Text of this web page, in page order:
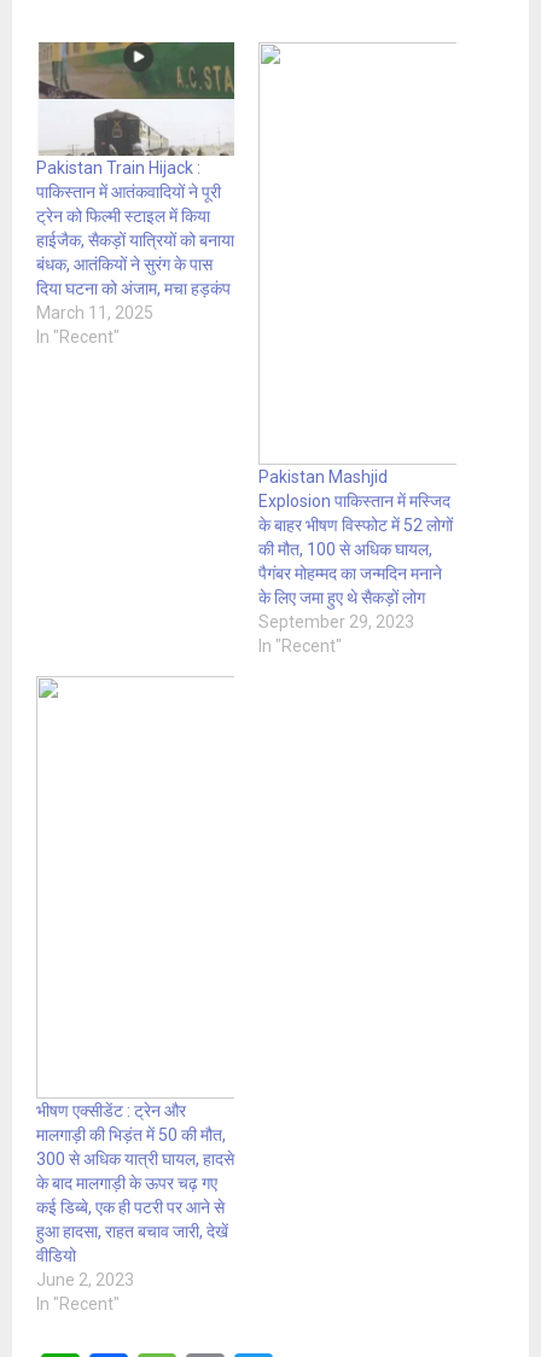
Pakistan Train Hijack :
पाकिस्तान में आतंकवादियों ने पूरी
ट्रेन को फिल्मी स्टाइल में किया
हाईजैक, सैकड़ों यात्रियों को बनाया
बंधक, आतंकियों ने सुरंग के पास
दिया घटना को अंजाम, मचा हड़कंप
March 11, 2025
In "Recent"
Pakistan Mashjid
Explosion पाकिस्तान में मस्जिद
के बाहर भीषण विस्फोट में 52 लोगों
की मौत, 100 से अधिक घायल,
पैगंबर मोहम्मद का जन्मदिन मनाने
के लिए जमा हुए थे सैकड़ों लोग
September 29, 2023
In "Recent"
भीषण एक्सीडेंट : ट्रेन और
मालगाड़ी की भिड़ंत में 50 की मौत,
300 से अधिक यात्री घायल, हादसे
के बाद मालगाड़ी के ऊपर चढ़ गए
कई डिब्बे, एक ही पटरी पर आने से
हुआ हादसा, राहत बचाव जारी, देखें
वीडियो
June 2, 2023
In "Recent"